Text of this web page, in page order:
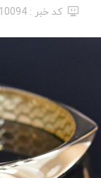
کد خبر : 2410094